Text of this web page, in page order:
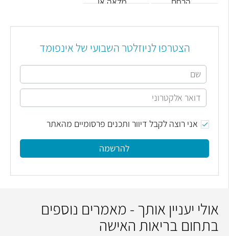
הצטרפו לניוזלטר השבועי של אינפומד
אני רוצה לקבל דיוור ותכנים פרסומיים מהאתר
להרשמה
אולי יעניין אותך - מאמרים נוספים
בתחום בריאות האישה